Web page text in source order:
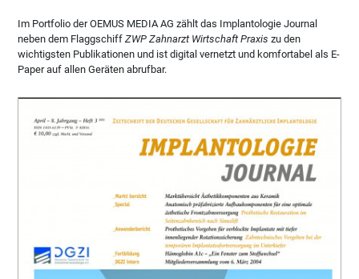
Im Portfolio der OEMUS MEDIA AG zählt das Implantologie Journal
neben dem FlaggschiffZWP Zahnarzt Wirtschaft Praxiszu den
wichtigsten Publikationen und ist digital vernetzt und komfortabel als E-
Paper auf allen Geräten abrufbar.